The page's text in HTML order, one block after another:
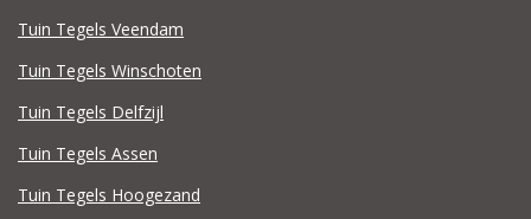
Tuin Tegels Veendam
Tuin Tegels Winschoten
Tuin Tegels Delfzijl
Tuin Tegels Assen
Tuin Tegels Hoogezand